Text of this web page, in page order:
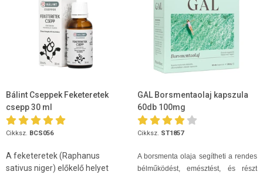
Bálint Cseppek Feketeretek
csepp 30 ml
Cikksz. BCS056
A feketeretek (Raphanus
sativus niger) előkelő helyet
GAL Borsmentaolaj kapszula
60db 100mg
Cikksz. ST1857
A borsmenta olaja segítheti a rendes
bélműködést, emésztést, és részt